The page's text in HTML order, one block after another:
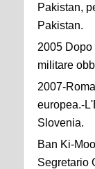
Pakistan,
Pakistan.
2005
militare
2007-
europea.-
Slovenia.
Ban Ki-
Segretario